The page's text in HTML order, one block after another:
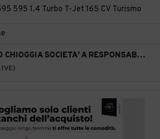
595 1.4 Turbo T-Jet 165 CV Turismo
CHE AUTO CHIOGGIA SOCIETA' A RESPONSABILITA' LIMITATA SEMPLIFICAT A
(VE)